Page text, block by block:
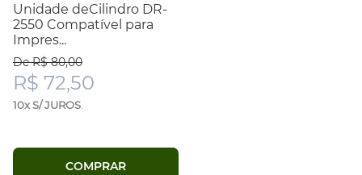
Unidade deCilindro DR-
2550 Compatível para
Impres...
De R$ 80,00
R$ 72,50
10x S/ JUROS
COMPRAR